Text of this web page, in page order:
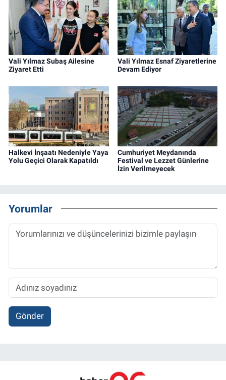
Vali Yılmaz Subaş Ailesine
Ziyaret Etti
Vali Yılmaz Esnaf Ziyaretlerine
Devam Ediyor
Halkevi İnşaatı Nedeniyle Yaya
Yolu Geçici Olarak Kapatıldı
Cumhuriyet Meydanında
Festival ve Lezzet Günlerine
İzin Verilmeyecek
Yorumlar
Gönder